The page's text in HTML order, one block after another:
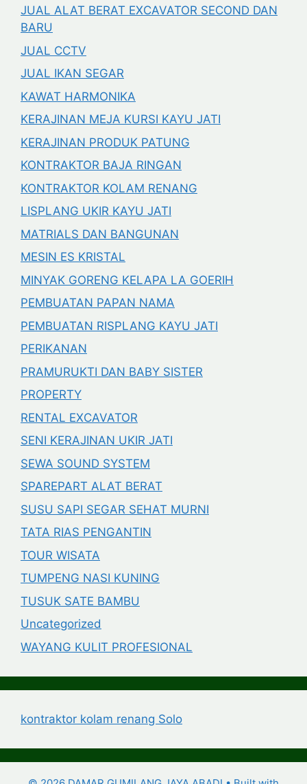
JUAL ALAT BERAT EXCAVATOR SECOND DAN
BARU
JUAL CCTV
JUAL IKAN SEGAR
KAWAT HARMONIKA
KERAJINAN MEJA KURSI KAYU JATI
KERAJINAN PRODUK PATUNG
KONTRAKTOR BAJA RINGAN
KONTRAKTOR KOLAM RENANG
LISPLANG UKIR KAYU JATI
MATRIALS DAN BANGUNAN
MESIN ES KRISTAL
MINYAK GORENG KELAPA LA GOERIH
PEMBUATAN PAPAN NAMA
PEMBUATAN RISPLANG KAYU JATI
PERIKANAN
PRAMURUKTI DAN BABY SISTER
PROPERTY
RENTAL EXCAVATOR
SENI KERAJINAN UKIR JATI
SEWA SOUND SYSTEM
SPAREPART ALAT BERAT
SUSU SAPI SEGAR SEHAT MURNI
TATA RIAS PENGANTIN
TOUR WISATA
TUMPENG NASI KUNING
TUSUK SATE BAMBU
Uncategorized
WAYANG KULIT PROFESIONAL
kontraktor kolam renang Solo